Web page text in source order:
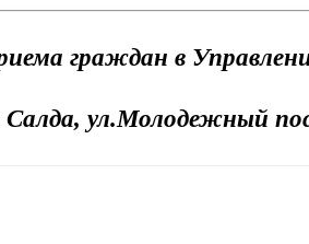
граждан в
Салда, ул.Молодежный